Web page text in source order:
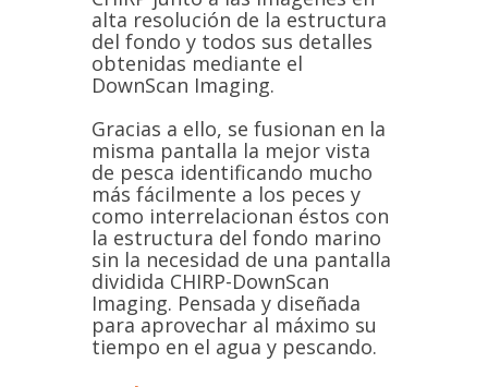
alta resolución de la estructura
del fondo y todos sus detalles
obtenidas mediante el
DownScan Imaging.
Gracias a ello, se fusionan en la
misma pantalla la mejor vista
de pesca identificando mucho
más fácilmente a los peces y
como interrelacionan éstos con
la estructura del fondo marino
sin la necesidad de una pantalla
dividida CHIRP-DownScan
Imaging. Pensada y diseñada
para aprovechar al máximo su
tiempo en el agua y pescando.